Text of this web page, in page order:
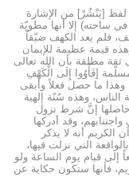
لفظ [يَنْشُرْ] من الإشارة
ساحته) إلا أنها مطويّة
فلم يعد الكهف ضيّقاً
قيمة عظيمة للإيمان
ثقة مطلقة بأن الله تعالى
[فَأْوُوا إِلَى الْكَهْفِ
ما حصل فعلاً وأبقى
الناس، وهذه سُنّة إلهية
حاصلها إنَّ شرط نزول
وقد أدركها
أنه لا يذكر
التي نزلت فيها،
إلى قيام يوم الساعة ولو
فأنها ستكون حكاية عن